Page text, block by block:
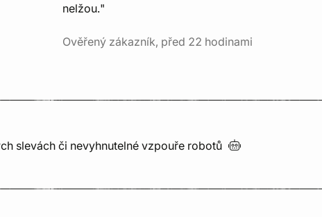
nelžou."
Ověřený zákazník, před 22 hodinami
slevách či nevyhnutelné vzpouře robotů